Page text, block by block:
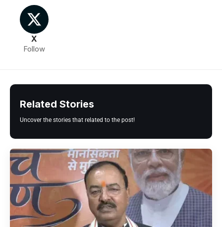
X
Follow
Related Stories
Uncover the stories that related to the post!